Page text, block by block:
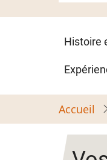
Histoire
Accueil